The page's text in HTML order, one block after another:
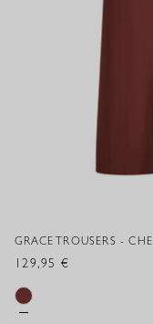
GRACE TROUSERS -
129,95 €